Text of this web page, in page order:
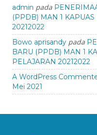
admin pada
(PPDB) MAN 1
20212022
Bowo aprisandy pada
BARU (PPDB) MAN 1
PELAJARAN 20212022
A WordPress
Mei 2021